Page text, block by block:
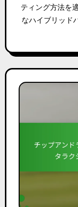
ティング方法を
なハイブリッド